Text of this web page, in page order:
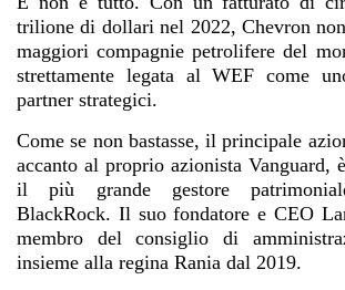
trilione di dollari nel 2022, Chevron
maggiori compagnie petrolifere del
strettamente legata al WEF come
partner strategici.
Come se non bastasse, il principale
accanto al proprio azionista Vanguard,
il più grande gestore
BlackRock. Il suo fondatore e CEO
membro del consiglio di
insieme alla regina Rania dal 2019.